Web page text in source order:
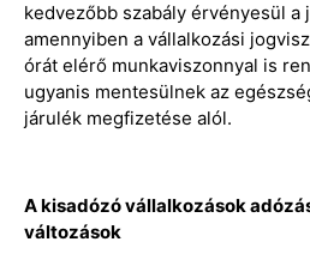
kedvezőbb szabály érvényesül a
amennyiben a vállalkozási
órát elérő munkaviszonnyal is
ugyanis mentesülnek az
járulék megfizetése alól.
A kisadózó vállalkozások
változások